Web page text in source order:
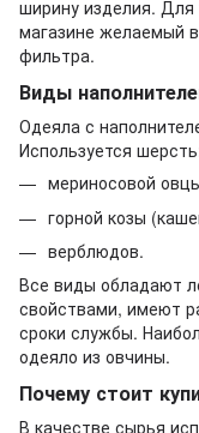
ширину изделия. Для
магазине желаемый
фильтра.
Виды
Одеяла с
Используется
мериносовой
горной козы
верблюдов.
Все виды обладают
свойствами, имеют
сроки службы.
одеяло из овчины.
Почему стоит
В качестве сырья